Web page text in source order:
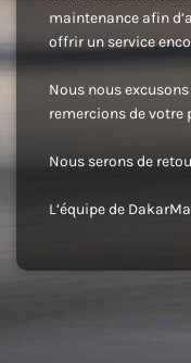
maintenance afin
offrir un service
Nous nous
remercions de votre
Nous serons de
L’équipe de